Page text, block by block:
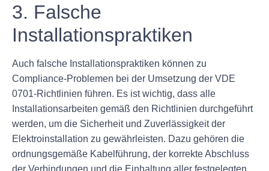
3. Falsche
Installationspraktiken
Auch falsche Installationspraktiken können zu
Compliance-Problemen bei der Umsetzung der VDE
0701-Richtlinien führen. Es ist wichtig, dass alle
Installationsarbeiten gemäß den Richtlinien durchgeführt
werden, um die Sicherheit und Zuverlässigkeit der
Elektroinstallation zu gewährleisten. Dazu gehören die
ordnungsgemäße Kabelführung, der korrekte Abschluss
der Verbindungen und die Einhaltung aller festgelegten